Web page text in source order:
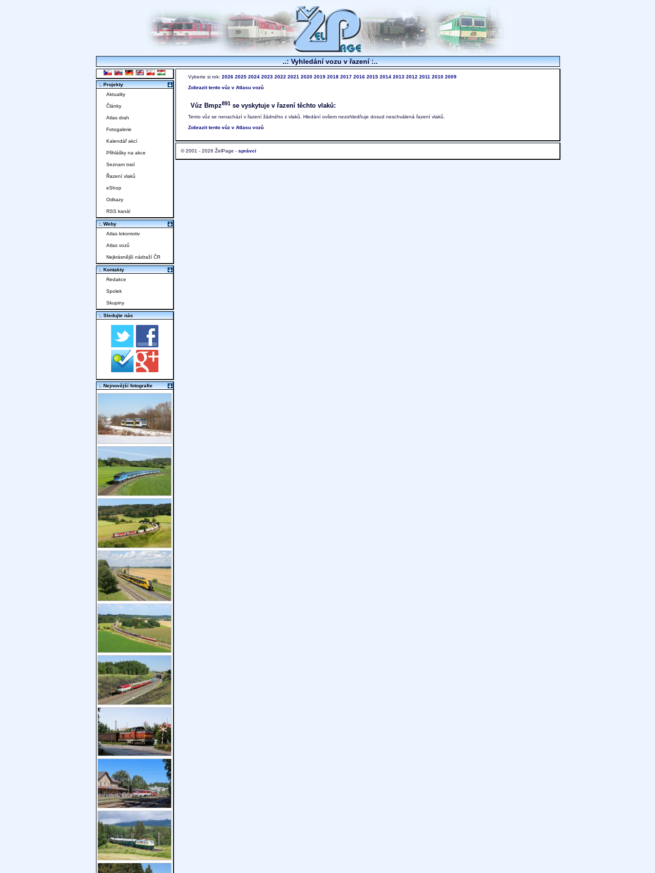
..: Vyhledání vozu v řazení :..
Vyberte si rok: 2026 2025 2024 2023 2022 2021 2020 2019 2018 2017 2016 2015 2014 2013 2012 2011 2010 2009
Zobrazit tento vůz v Atlasu vozů
Vůz Bmpz891 se vyskytuje v řazení těchto vlaků:
Tento vůz se nenachází v řazení žádného z vlaků. Hledání ovšem nezohledňuje dosud neschválená řazení vlaků.
Zobrazit tento vůz v Atlasu vozů
© 2001 - 2026 ŽelPage - správci
:. Projekty
Aktuality
Články
Atlas drah
Fotogalerie
Kalendář akcí
Přihlášky na akce
Seznam tratí
Řazení vlaků
eShop
Odkazy
RSS kanál
:. Weby
Atlas lokomotiv
Atlas vozů
Nejkrásnější nádraží ČR
:. Kontakty
Redakce
Spolek
Skupiny
:. Sledujte nás
:. Nejnovější fotografie